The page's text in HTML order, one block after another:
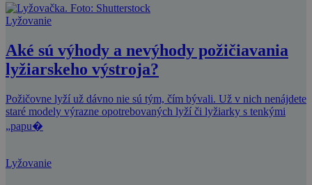
Lyžovanie
Aké sú výhody a nevýhody požičiavania
lyžiarskeho výstroja?
Požičovne lyží už dávno nie sú tým, čím bývali. Už v nich nenájdete
staré modely výrazne opotrebovaných lyží či lyžiarky s tenkými
„papu�
Lyžovanie